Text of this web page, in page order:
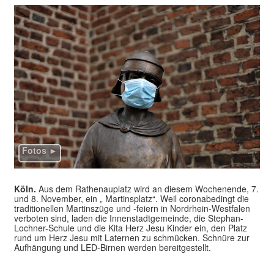
Fotos ►
Köln. Aus dem Rathenauplatz wird an diesem Wochenende, 7.
und 8. November, ein „ Martinsplatz“. Weil coronabedingt die
traditionellen Martinszüge und -feiern in Nordrhein-Westfalen
verboten sind, laden die Innenstadtgemeinde, die Stephan-
Lochner-Schule und die Kita Herz Jesu Kinder ein, den Platz
rund um Herz Jesu mit Laternen zu schmücken. Schnüre zur
Aufhängung und LED-Birnen werden bereitgestellt.